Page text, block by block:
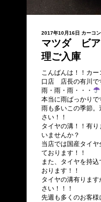
2017年10月16日 カーコ
マツダ ビ
理ご入庫
こんばんは！！カ
口店 店長の有川で
雨・雨・雨・・・
本当に雨ばっかりで
雨も多いこの季節
さい！！
タイヤの溝！！有
いませんか？
当店では国産タイ
ております！！
また、タイヤを持
おります！！
タイヤの溝有りま
さい！！！
先週も多くのお客様